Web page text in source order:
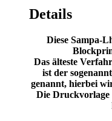
Details
Diese Sampa-
Das älteste
ist der
genannt, hierbei
Die Druckvorlage